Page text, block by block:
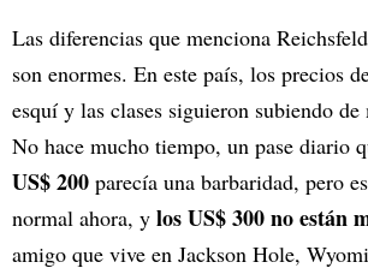
Las diferencias que menciona
son enormes. En este país, los precios
esquí y las clases siguieron subiendo de
No hace mucho tiempo, un pase diario
US$ 200 parecía una barbaridad, pero
normal ahora, y los US$ 300 no están
amigo que vive en Jackson Hole,